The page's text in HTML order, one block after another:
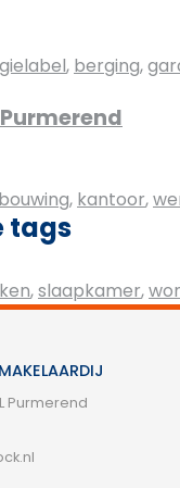
, berging,
, kantoor,
tags
,slaapkamer,
Purmerend